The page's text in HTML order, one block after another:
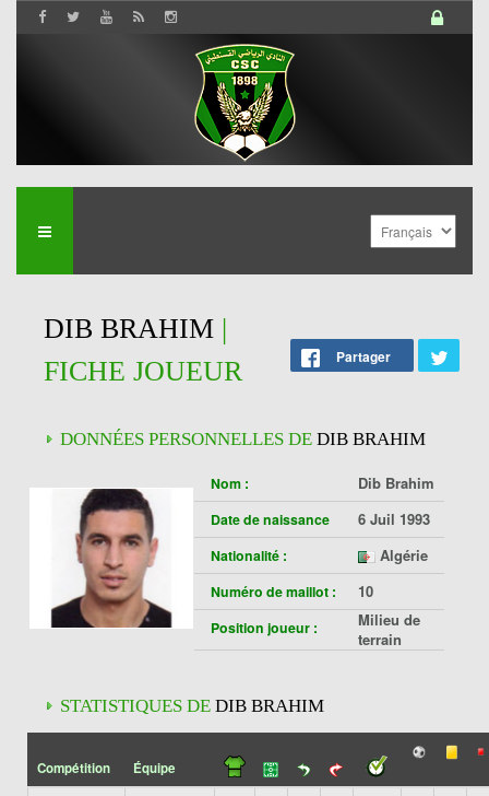
DIB BRAHIM |
FICHE JOUEUR
Partager
DONNÉES PERSONNELLES DE DIB BRAHIM
Nom : Dib Brahim
Date de naissance 6 Juil 1993
Nationalité : Algérie
Numéro de maillot : 10
Position joueur :
Milieu de
terrain
STATISTIQUES DE DIB BRAHIM
Compétition Équipe